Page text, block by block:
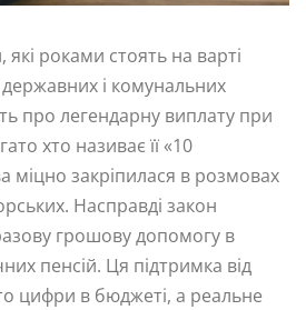
роками стоять на варті
державних і комунальних
про легендарну виплату при
хто називає її «10
міцно закріпилася в розмовах
Насправді закон
грошову допомогу в
пенсій. Ця підтримка від
цифри в бюджеті, а реальне